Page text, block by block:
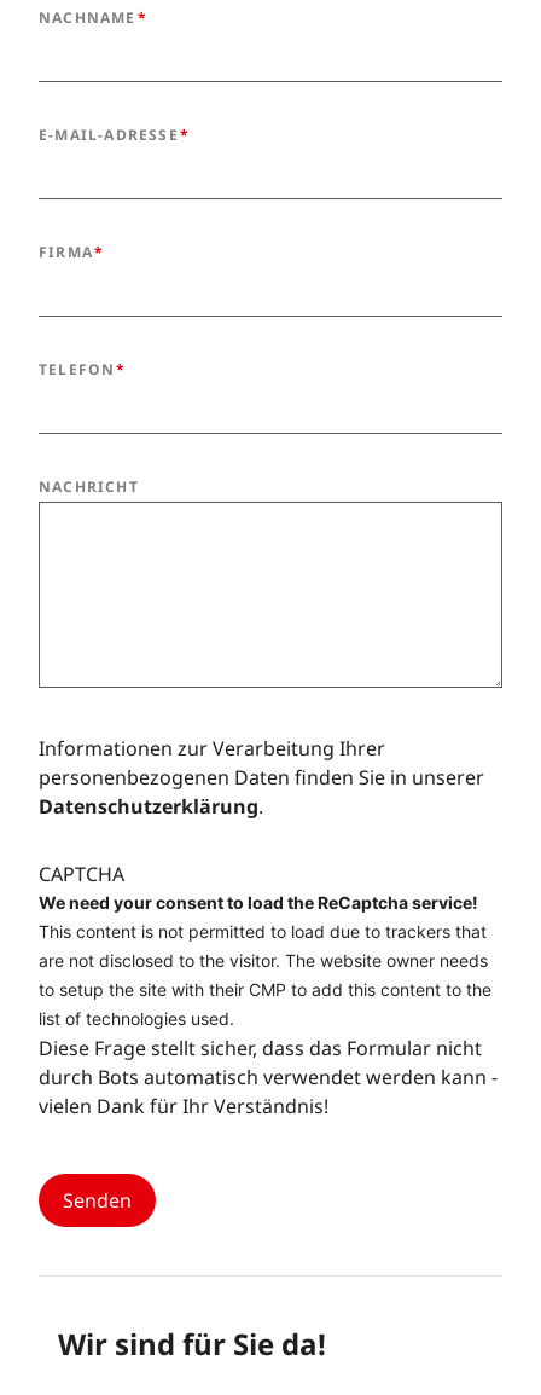
NACHNAME
E-MAIL-ADRESSE
FIRMA
TELEFON
NACHRICHT
Informationen zur Verarbeitung Ihrer
personenbezogenen Daten finden Sie in unserer
Datenschutzerklärung.
CAPTCHA
We need your consent to load the ReCaptcha service!
This content is not permitted to load due to trackers that
are not disclosed to the visitor. The website owner needs
to setup the site with their CMP to add this content to the
list of technologies used.
Diese Frage stellt sicher, dass das Formular nicht
durch Bots automatisch verwendet werden kann -
vielen Dank für Ihr Verständnis!
Wir sind für Sie da!